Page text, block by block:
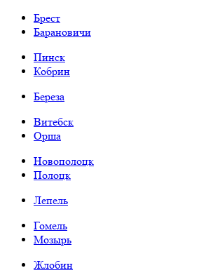
Брест
Барановичи
Пинск
Кобрин
Береза
Витебск
Орша
Новополоцк
Полоцк
Лепель
Гомель
Мозырь
Жлобин